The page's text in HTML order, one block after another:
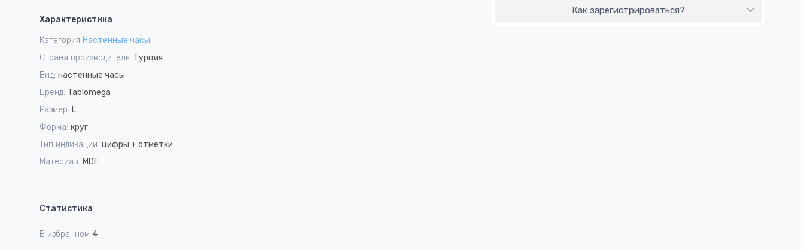
1
Характеристика
Категория Настенные часы
Страна производитель: Турция
Вид: настенные часы
Бренд: Tablomega
Размер: L
Форма: круг
Тип индикации: цифры + отметки
Материал: MDF
Статистика
В избранном 4
Как зарегистрироваться?